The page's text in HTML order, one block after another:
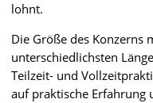
lohnt.
Die Größe des Konzerns
unterschiedlichsten
Teilzeit- und
auf praktische Erfahrung